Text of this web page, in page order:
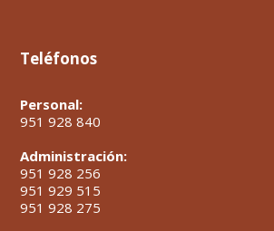
Teléfonos
Personal:
951 928 840
Administración:
951 928 256
951 929 515
951 928 275